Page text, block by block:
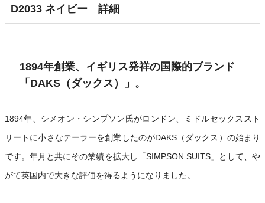
D2033 ネイビー 詳細
1894年創業、イギリス発祥の国際的ブランド
「DAKS（ダックス）」。
1894年、シメオン・シンプソン氏がロンドン、ミドルセックススト
リートに小さなテーラーを創業したのがDAKS（ダックス）の始まり
です。年月と共にその業績を拡大し「SIMPSON SUITS」として、や
がて英国内で大きな評価を得るようになりました。